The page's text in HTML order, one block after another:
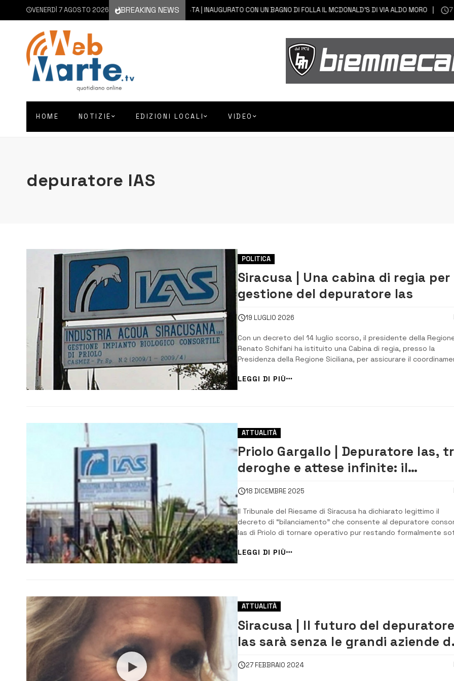
VENERDÌ 7 AGOSTO 2026 BREAKING NEWS
7 AGOSTO 2026 AUGUSTA | INAUGURATO CON UN BAGNO DI FOLLA IL MCDONALD’S DI VIA ALDO MORO 7
HOME NOTIZIE EDIZIONI LOCALI VIDEO
depuratore IAS
POLITICA
Siracusa | Una cabina di regia per
gestione del depuratore Ias
19 LUGLIO 2026
Con un decreto del 14 luglio scorso, il presidente della
Renato Schifani ha istituito una Cabina di regia, presso la
Presidenza della Regione Siciliana, per assicurare il
depuratore consortile IAS di Priolo. Il nuovo organismo dovrà
definire gli indirizzi per la ...
LEGGI DI PIÙ
ATTUALITÀ
Priolo Gargallo | Depuratore Ias,
deroghe e attese infinite: il
territorio chiede giustizia
18 DICEMBRE 2025
ll Tribunale del Riesame di Siracusa ha dichiarato legittimo il
decreto di “bilanciamento” che consente al depuratore
Ias di Priolo di tornare operativo pur restando formalmente
che ha riacceso il dibattito sul destino ambientale e sanitario
polo industriale si...
LEGGI DI PIÙ
ATTUALITÀ
Siracusa | Il futuro del depuratore
Ias sarà senza le grandi aziende
polo industriale
27 FEBBRAIO 2024